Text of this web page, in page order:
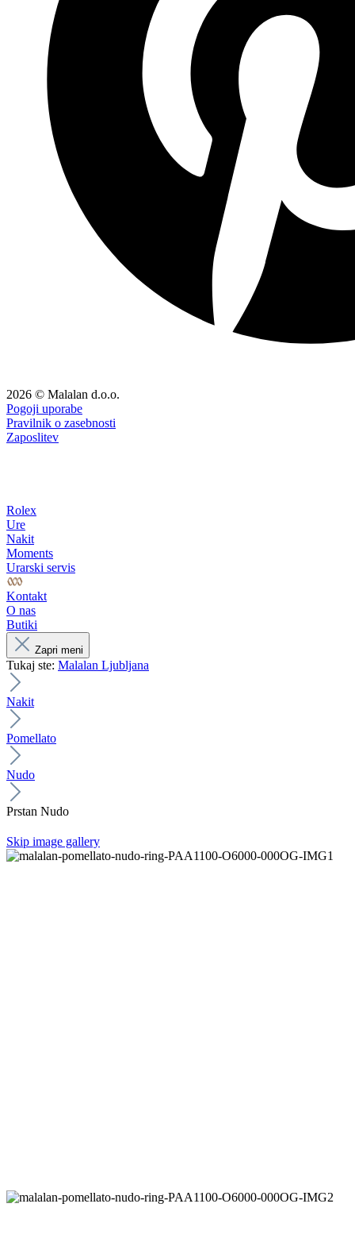
2026 © Malalan d.o.o.
Pogoji uporabe
Pravilnik o zasebnosti
Zaposlitev
Rolex
Ure
Nakit
Moments
Urarski servis
Kontakt
O nas
Butiki
Zapri meni
Tukaj ste: Malalan Ljubljana
Nakit
Pomellato
Nudo
Prstan Nudo
Skip image gallery